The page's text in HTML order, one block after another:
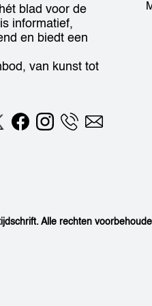
blad voor de
informatief,
en biedt een
van kunst tot
Alle rechten